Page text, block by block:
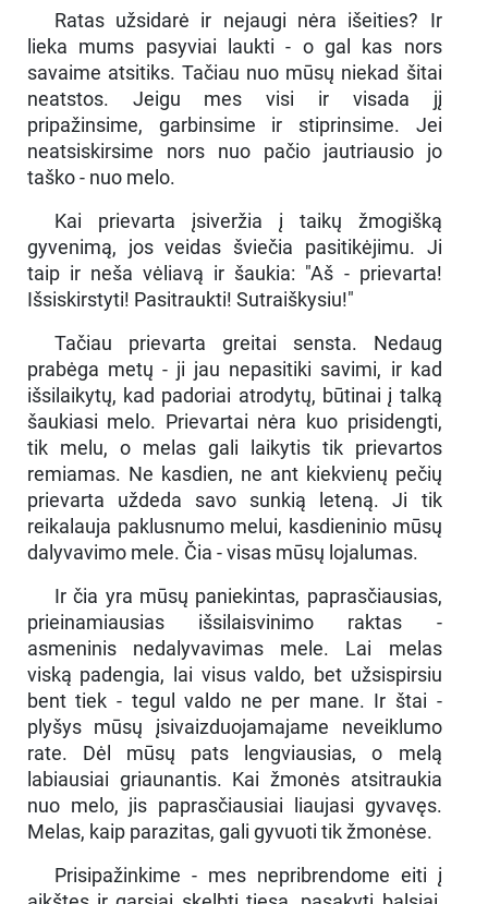
Ratas užsidarė ir nejaugi nėra išeities? Ir
lieka mums pasyviai laukti - o gal kas nors
savaime atsitiks. Tačiau nuo mūsų niekad šitai
neatstos. Jeigu mes visi ir visada jį
pripažinsime, garbinsime ir stiprinsime. Jei
neatsiskirsime nors nuo pačio jautriausio jo
taško - nuo melo.
Kai prievarta įsiveržia į taikų žmogišką
gyvenimą, jos veidas šviečia pasitikėjimu. Ji
taip ir neša vėliavą ir šaukia: "Aš - prievarta!
Išsiskirstyti! Pasitraukti! Sutraiškysiu!"
Tačiau prievarta greitai sensta. Nedaug
prabėga metų - ji jau nepasitiki savimi, ir kad
išsilaikytų, kad padoriai atrodytų, būtinai į talką
šaukiasi melo. Prievartai nėra kuo prisidengti,
tik melu, o melas gali laikytis tik prievartos
remiamas. Ne kasdien, ne ant kiekvienų pečių
prievarta uždeda savo sunkią leteną. Ji tik
reikalauja paklusnumo melui, kasdieninio mūsų
dalyvavimo mele. Čia - visas mūsų lojalumas.
Ir čia yra mūsų paniekintas, paprasčiausias,
prieinamiausias išsilaisvinimo raktas -
asmeninis nedalyvavimas mele. Lai melas
viską padengia, lai visus valdo, bet užsispirsiu
bent tiek - tegul valdo ne per mane. Ir štai -
plyšys mūsų įsivaizduojamajame neveiklumo
rate. Dėl mūsų pats lengviausias, o melą
labiausiai griaunantis. Kai žmonės atsitraukia
nuo melo, jis paprasčiausiai liaujasi gyvavęs.
Melas, kaip parazitas, gali gyvuoti tik žmonėse.
Prisipažinkime - mes nepribrendome eiti į